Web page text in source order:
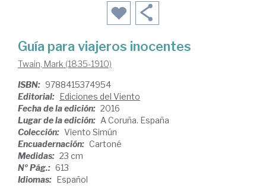
Guía para viajeros inocentes
Twain, Mark (1835-1910)
ISBN: 9788415374954
Editorial: Ediciones del Viento
Fecha de la edición: 2016
Lugar de la edición: A Coruña. España
Colección: Viento Simún
Encuadernación: Cartoné
Medidas: 23 cm
Nº Pág.: 613
Idiomas: Español